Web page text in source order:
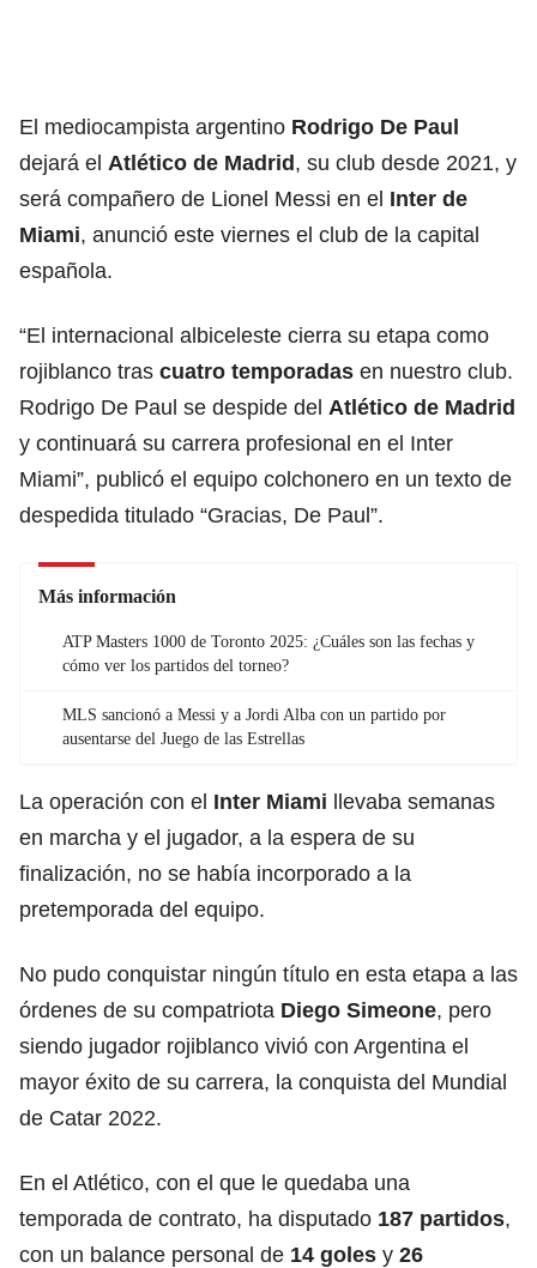
El mediocampista argentino Rodrigo De Paul
dejará el Atlético de Madrid, su club desde 2021, y
será compañero de Lionel Messi en el Inter de
Miami, anunció este viernes el club de la capital
española.
“El internacional albiceleste cierra su etapa como
rojiblanco tras cuatro temporadas en nuestro club.
Rodrigo De Paul se despide del Atlético de Madrid
y continuará su carrera profesional en el Inter
Miami”, publicó el equipo colchonero en un texto de
despedida titulado “Gracias, De Paul”.
Más información
ATP Masters 1000 de Toronto 2025: ¿Cuáles son las fechas y
cómo ver los partidos del torneo?
MLS sancionó a Messi y a Jordi Alba con un partido por
ausentarse del Juego de las Estrellas
La operación con el Inter Miami llevaba semanas
en marcha y el jugador, a la espera de su
finalización, no se había incorporado a la
pretemporada del equipo.
No pudo conquistar ningún título en esta etapa a las
órdenes de su compatriota Diego Simeone, pero
siendo jugador rojiblanco vivió con Argentina el
mayor éxito de su carrera, la conquista del Mundial
de Catar 2022.
En el Atlético, con el que le quedaba una
temporada de contrato, ha disputado 187 partidos,
con un balance personal de 14 goles y 26